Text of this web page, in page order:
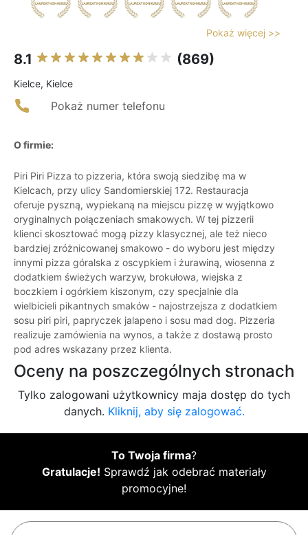
Pokaż więcej >>
8.1 (869)
Kielce, Kielce
Pokaż numer telefonu
O firmie:
Piri Piri Pizza to pizzeria, która swoją siedzibę ma w
Kielcach, przy ulicy Sandomierskiej 172. Restauracja
oferuje pyszną, wypiekaną na miejscu pizzę w wyjątkowo
oryginalnych połączeniach smakowych. W tej pizzerii
klienci skosztować mogą pizzy klasycznej, ale też nieco
bardziej zróżnicowanej smakowo - do wyboru jest między
innymi pizza góralska z oscypkiem i żurawiną, wiosenna z
dodatkiem świeżych warzyw, brokułowa, wiejska z
boczkiem i ogórkiem kiszonym, czy specjalnie dla
wielbicieli pikantnych smaków - najostrzejsza z dodatkiem
sosu piri piri, papryczek jalapeno i sosu mad dog. Pizzeria
realizuje zamówienia na wynos, a także z dostawą prosto
pod adres wskazany przez klienta.
Oceny na poszczególnych stronach
Tylko zalogowani użytkownicy maja dostęp do tych
danych. Kliknij, aby się zalogować.
To Twoja firma?
Gratulacje! Sprawdź jak odebrać materiały
promocyjne!